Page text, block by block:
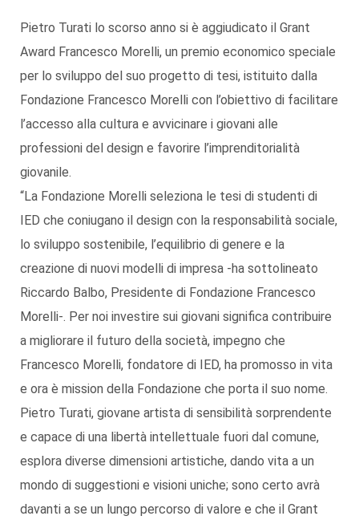
Pietro Turati lo scorso anno si è aggiudicato il Grant
Award Francesco Morelli, un premio economico speciale
per lo sviluppo del suo progetto di tesi, istituito dalla
Fondazione Francesco Morelli con l’obiettivo di facilitare
l’accesso alla cultura e avvicinare i giovani alle
professioni del design e favorire l’imprenditorialità
giovanile.
“La Fondazione Morelli seleziona le tesi di studenti di
IED che coniugano il design con la responsabilità sociale,
lo sviluppo sostenibile, l’equilibrio di genere e la
creazione di nuovi modelli di impresa -ha sottolineato
Riccardo Balbo, Presidente di Fondazione Francesco
Morelli-. Per noi investire sui giovani significa contribuire
a migliorare il futuro della società, impegno che
Francesco Morelli, fondatore di IED, ha promosso in vita
e ora è mission della Fondazione che porta il suo nome.
Pietro Turati, giovane artista di sensibilità sorprendente
e capace di una libertà intellettuale fuori dal comune,
esplora diverse dimensioni artistiche, dando vita a un
mondo di suggestioni e visioni uniche; sono certo avrà
davanti a se un lungo percorso di valore e che il Grant